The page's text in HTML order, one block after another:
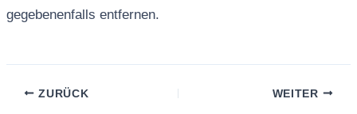
gegebenenfalls entfernen.
ZURÜCK WEITER